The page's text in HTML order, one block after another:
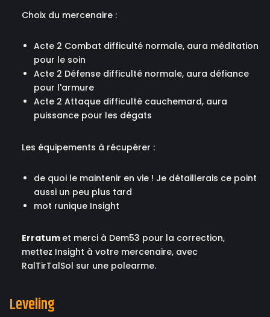
Choix du mercenaire :
Acte 2 Combat difficulté normale, aura méditation
pour le soin
Acte 2 Défense difficulté normale, aura défiance
pour l'armure
Acte 2 Attaque difficulté cauchemard, aura
puissance pour les dégats
Les équipements à récupérer :
de quoi le maintenir en vie ! Je détaillerais ce point
aussi un peu plus tard
mot runique Insight
Erratum et merci à Dem53 pour la correction,
mettez Insight à votre mercenaire, avec
RalTirTalSol sur une polearme.
Leveling